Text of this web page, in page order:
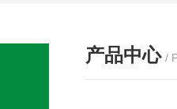
产品中心 /